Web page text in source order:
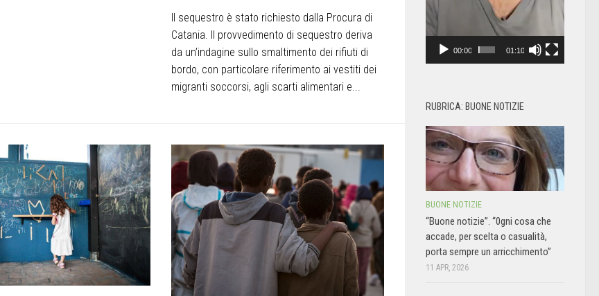
Il sequestro è stato richiesto dalla Procura di
Catania. Il provvedimento di sequestro deriva
da un’indagine sullo smaltimento dei rifiuti di
bordo, con particolare riferimento ai vestiti dei
migranti soccorsi, agli scarti alimentari e...
00:00 01:10
RUBRICA: BUONE NOTIZIE
BUONE NOTIZIE
“Buone notizie”. “0gni cosa che
accade, per scelta o casualità,
porta sempre un arricchimento”
11 APR, 2026